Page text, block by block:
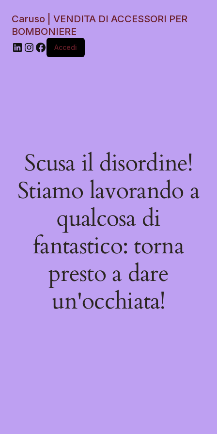
Caruso | VENDITA DI ACCESSORI PER
BOMBONIERE
Accedi
Scusa il disordine!
Stiamo lavorando a
qualcosa di
fantastico: torna
presto a dare
un'occhiata!